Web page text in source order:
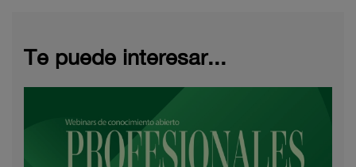
Te puede interesar...